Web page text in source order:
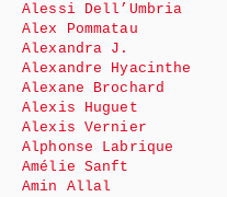
Alessi Dell’Umbria
Alex Pommatau
Alexandra J.
Alexandre Hyacinthe
Alexane Brochard
Alexis Huguet
Alexis Vernier
Alphonse Labrique
Amélie Sanft
Amin Allal